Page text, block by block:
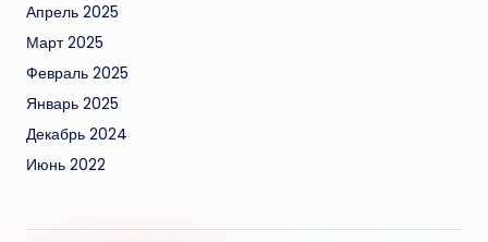
Апрель 2025
Март 2025
Февраль 2025
Январь 2025
Декабрь 2024
Июнь 2022